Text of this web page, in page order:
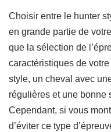
Choisir entre le hunter
en grande partie de
que la sélection de
caractéristiques de
style, un cheval avec
régulières et une bonne
Cependant, si vous
d’éviter ce type